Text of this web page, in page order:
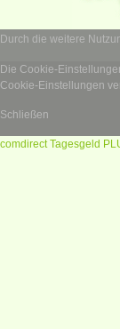
Durch die weitere
Die Cookie-
Cookie-Einstellungen
Schließen
comdirect Tagesgeld